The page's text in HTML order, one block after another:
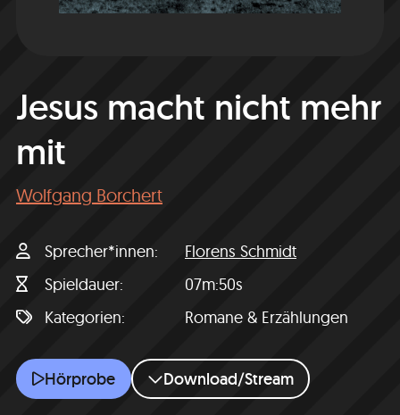
Jesus macht nicht mehr
mit
Wolfgang Borchert
Sprecher*innen
Florens Schmidt
Spieldauer
07m:50s
Kategorien
Romane & Erzählungen
Jesus macht nicht mehr mit
Hörprobe Download/Stream